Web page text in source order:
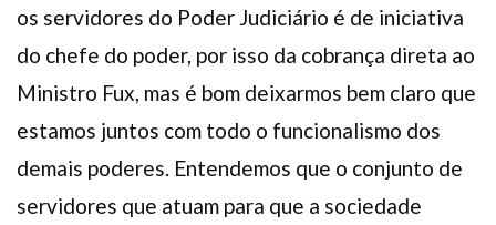
os servidores do Poder Judiciário é de iniciativa
do chefe do poder, por isso da cobrança direta ao
Ministro Fux, mas é bom deixarmos bem claro que
estamos juntos com todo o funcionalismo dos
demais poderes. Entendemos que o conjunto de
servidores que atuam para que a sociedade